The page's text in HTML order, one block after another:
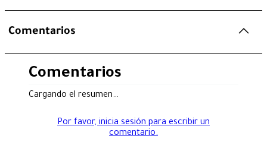
Comentarios
Comentarios
Cargando el resumen…
Por favor, inicia sesión para escribir un
comentario.